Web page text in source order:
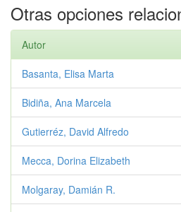
Otras opciones
Autor
Basanta, Elisa Marta
Bidiña, Ana Marcela
Gutierréz, David Alfredo
Mecca, Dorina Elizabeth
Molgaray, Damián R.